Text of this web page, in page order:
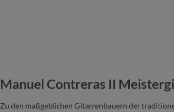
Manuel Contreras II
Zu den maßgeblichen Gitarrenbauern der